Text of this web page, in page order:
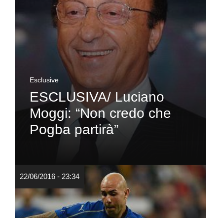
Esclusive
ESCLUSIVA/ Luciano
Moggi: “Non credo che
Pogba partirà”
22/06/2016 - 23:34